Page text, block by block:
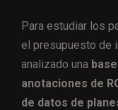
Para estudiar los
el presupuesto de
analizado una
anotaciones de
de datos de